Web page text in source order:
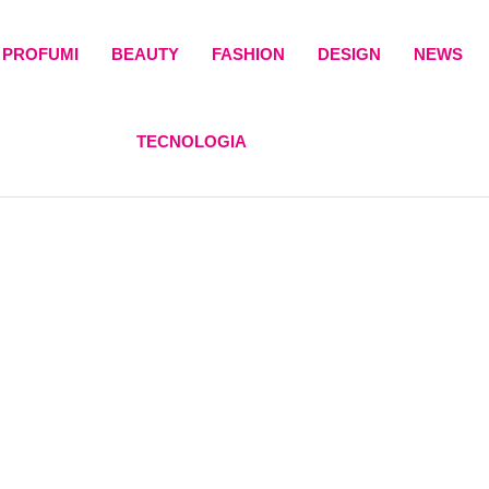
PROFUMI BEAUTY FASHION DESIGN NEWS
TECNOLOGIA